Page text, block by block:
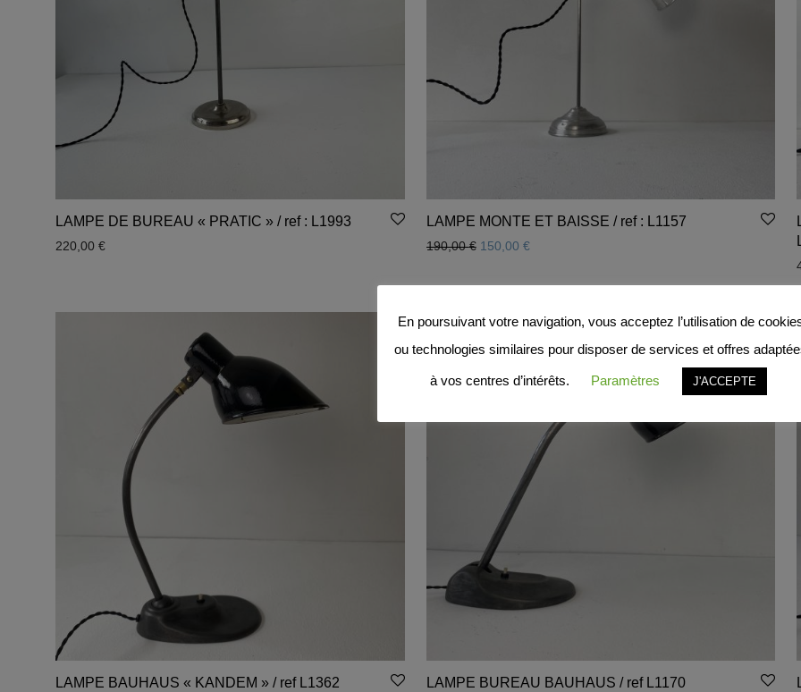
LAMPE DE BUREAU « PRATIC » / ref : L1993
220,00 €
LAMPE MONTE ET BAISSE / ref : L1157
190,00€ Le prix initial était : 190,00 €.
150,00 €Le prix actuel est : 150,00 €.
LAMPE BAUHAUS « KANDEM » / ref L1362 LAMPE BUREAU BAUHAUS / ref L1170
En poursuivant votre navigation, vous acceptez l’utilisation de
ou technologies similaires pour disposer de services et offres
à vos centres d’intérêts. Paramètres J'ACCEPTE